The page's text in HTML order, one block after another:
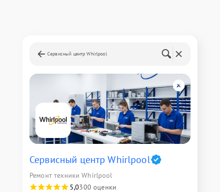
Сервисный центр Whirlpool
Сервисный центр Whirlpool
Ремонт техники Whirlpool
5,0300 оценки